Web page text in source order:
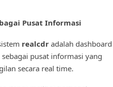
Pusat Informasi
realcdradalah dashboard
pusat informasi yang
secara real time.